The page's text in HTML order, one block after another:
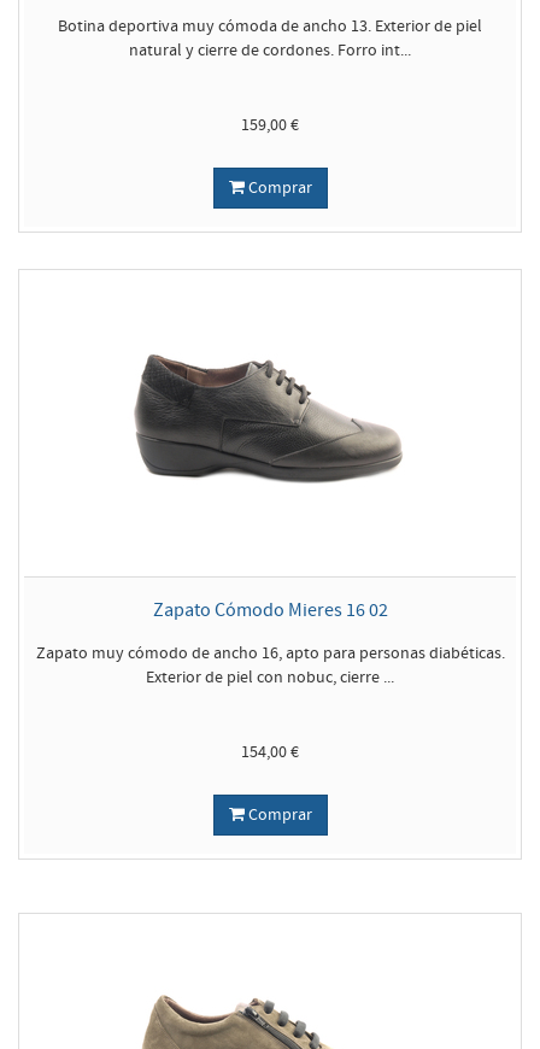
Botina deportiva muy cómoda de ancho 13. Exterior de piel
natural y cierre de cordones. Forro int...
159,00 €
Comprar
Zapato Cómodo Mieres 16 02
Zapato muy cómodo de ancho 16, apto para personas diabéticas.
Exterior de piel con nobuc, cierre ...
154,00 €
Comprar